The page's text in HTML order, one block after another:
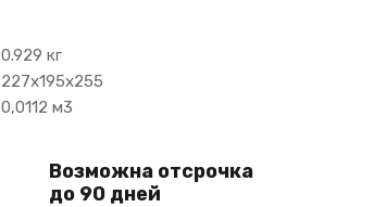
0.929 кг
227х195х255
0,0112 м3
Возможна отсрочка
до 90 дней